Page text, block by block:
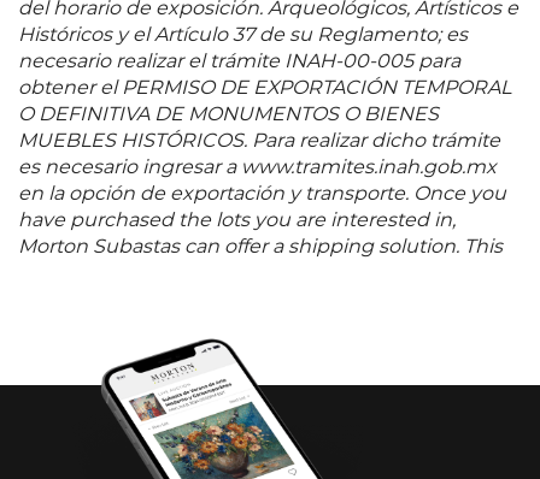
del horario de exposición. Arqueológicos, Artísticos e
Históricos y el Artículo 37 de su Reglamento; es
necesario realizar el trámite INAH-00-005 para
obtener el PERMISO DE EXPORTACIÓN TEMPORAL
O DEFINITIVA DE MONUMENTOS O BIENES
MUEBLES HISTÓRICOS. Para realizar dicho trámite
es necesario ingresar a www.tramites.inah.gob.mx
en la opción de exportación y transporte. Once you
have purchased the lots you are interested in,
Morton Subastas can offer a shipping solution. This